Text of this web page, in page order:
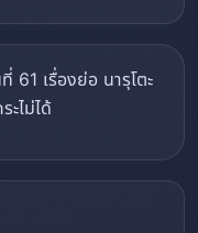
61 เรื่องย่อ นารุโตะ
ะไม่ได้